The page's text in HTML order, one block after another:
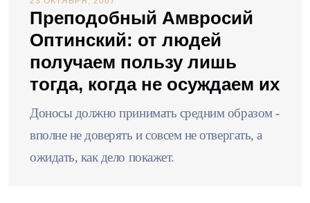
Преподобный Амвросий
Оптинский: от людей
получаем пользу лишь
тогда, когда не осуждаем их
Доносы должно принимать средним образом -
вполне не доверять и совсем не отвергать, а
ожидать, как дело покажет.